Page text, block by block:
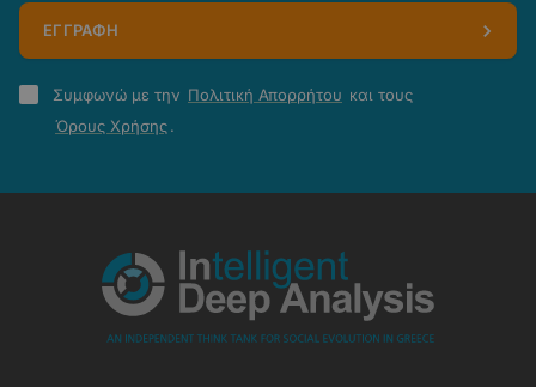
ΕΓΓΡΑΦΗ
Πολιτική
Απορρήτου
Συμφωνώ με την Πολιτική Απορρήτου και τους
Όρους Χρήσης.